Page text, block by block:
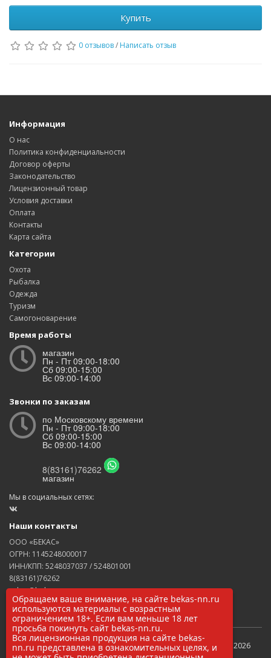
Купить
0 отзывов/ Написать отзыв
Информация
О нас
Политика конфиденциальности
Договор оферты
Законодательство
Лицензионный товар
Условия доставки
Оплата
Контакты
Карта сайта
Категории
Охота
Рыбалка
Одежда
Туризм
Самогоноварение
Время работы
магазин
Пн - Пт 09:00-18:00
Сб 09:00-15:00
Вс 09:00-14:00
Звонки по заказам
по Московскому времени
Пн - Пт 09:00-18:00
Сб 09:00-15:00
Вс 09:00-14:00
8(83161)76262
магазин
Мы в социальных сетях:
Наши контакты
ООО «БЕКАС»
ОГРН: 1145248000017
ИНН/КПП: 5248037037 / 524801001
8(83161)76262
zakaz@bekas-nn.ru
606524, Нижегородская обл. г. Заволжье ул. Рылеева 4А
Бекас интернет-магазин снаряжения для охоты и рыбалки © 2026
Обращаем ваше внимание, на сайте bekas-nn.ru
используются материалы с возрастным
ограничением 18+. Если вам меньше 18 лет
просьба покинуть сайт bekas-nn.ru.
Вся лицензионная продукция на сайте bekas-
nn.ru представлена в ознакомительных целях, и